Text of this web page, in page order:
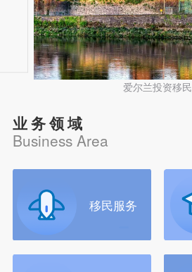
爱尔兰投资移民
业务领域
Business Area
移民服务